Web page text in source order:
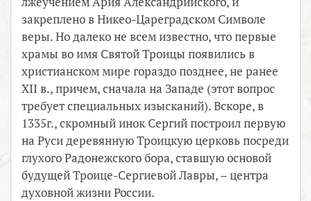
закреплено в Никео-Цареградском Символе
веры. Но далеко не всем известно, что первые
храмы во имя Святой Троицы появились в
христианском мире гораздо позднее, не ранее
XII в., причем, сначала на Западе (этот вопрос
требует специальных изысканий). Вскоре, в
1335г., скромный инок Сергий построил первую
на Руси деревянную Троицкую церковь посреди
глухого Радонежского бора, ставшую основой
будущей Троице-Сергиевой Лавры, – центра
духовной жизни России.